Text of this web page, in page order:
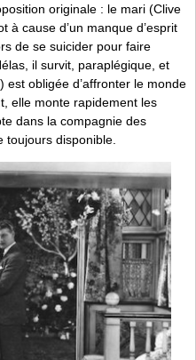
originale : le mari (Clive
à cause d’un manque d’esprit
de se suicider pour faire
il survit, paraplégique, et
est obligée d’affronter le monde
elle monte rapidement les
dans la compagnie des
toujours disponible.